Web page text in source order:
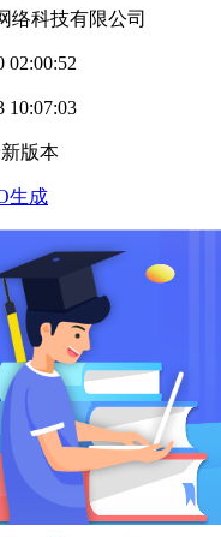
络科技有限公司
02:00:52
10:07:03
版本
生成